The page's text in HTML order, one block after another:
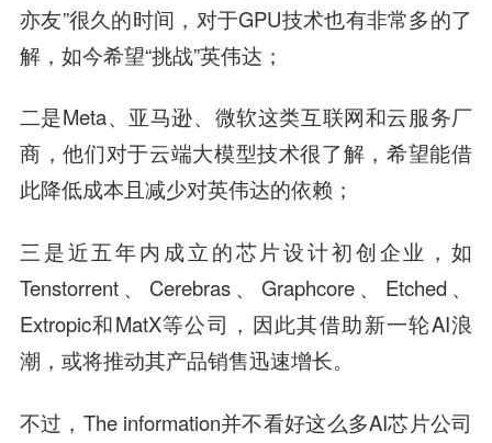
亦友”很久的时间，对于GPU技术也有非常多的了
解，如今希望“挑战”英伟达；
二是Meta、亚马逊、微软这类互联网和云服务厂
商，他们对于云端大模型技术很了解，希望能借
此降低成本且减少对英伟达的依赖；
三是近五年内成立的芯片设计初创企业，如
Tenstorrent、Cerebras、Graphcore、Etched、
Extropic和MatX等公司，因此其借助新一轮AI浪
潮，或将推动其产品销售迅速增长。
不过，The information并不看好这么多AI芯片公司